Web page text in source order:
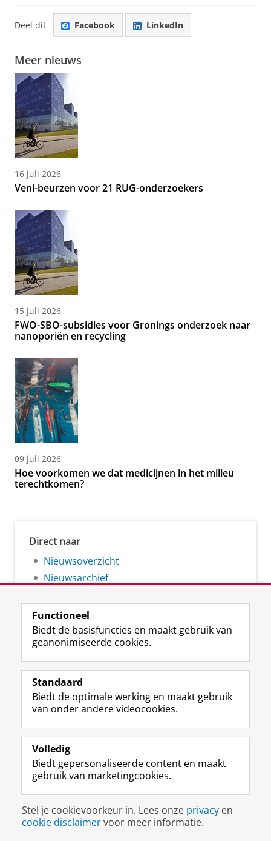
Deel dit Facebook LinkedIn
Meer nieuws
16 juli 2026
Veni-beurzen voor 21 RUG-onderzoekers
15 juli 2026
FWO-SBO-subsidies voor Gronings onderzoek naar
nanoporiën en recycling
09 juli 2026
Hoe voorkomen we dat medicijnen in het milieu
terechtkomen?
Direct naar
Nieuwsoverzicht
Nieuwsarchief
Volg de RUG
F
a
e
b
o
p
a
i
n
a
L
i
k
e
I
-
p
g
i
n
R
S
-
f
e
R
k
s
u
I
n
t
r
m
c
c
o
Y
o
T
e
k
a
a
Studiekiezers
Alumni
Over ons
Disclaimer & Copyright
Inloggen
Functioneel
Biedt de basisfuncties en maakt gebruik van
geanonimiseerde cookies.
Standaard
Biedt de optimale werking en maakt gebruik
van onder andere videocookies.
Volledig
Biedt gepersonaliseerde content en maakt
gebruik van marketingcookies.
Stel je cookievoorkeur in. Lees onze privacy en
cookie disclaimervoor meer informatie.